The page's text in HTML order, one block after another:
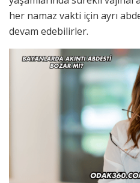
her namaz vakti için ayrı
devam edebilirler.